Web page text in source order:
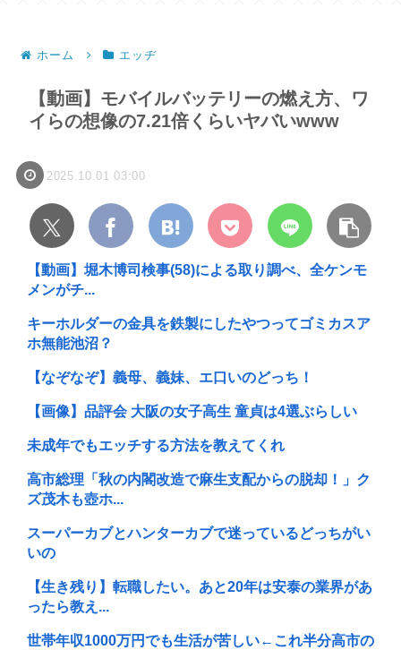
ホーム エッヂ
【動画】モバイルバッテリーの燃え方、ワ
イらの想像の7.21倍くらいヤバいwww
2025.10.01 03:00
【動画】堀木博司検事(58)による取り調べ、全ケンモ
メンがチ...
キーホルダーの金具を鉄製にしたやつってゴミカスア
ホ無能池沼？
【なぞなぞ】義母、義妹、エ口いのどっち！
【画像】品評会 大阪の女子高生 童貞は4選ぶらしい
未成年でもエッチする方法を教えてくれ
高市総理「秋の内閣改造で麻生支配からの脱却！」ク
ズ茂木も壺ホ...
スーパーカブとハンターカブで迷っているどっちがい
いの
【生き残り】転職したい。あと20年は安泰の業界があ
ったら教え...
世帯年収1000万円でも生活が苦しい←これ半分高市の